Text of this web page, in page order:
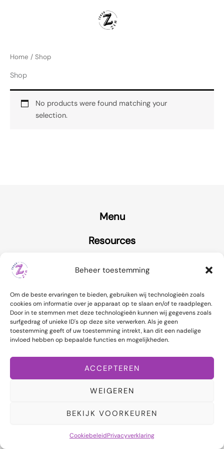
Beheer toestemming
Om de beste ervaringen te bieden, gebruiken wij technologieën zoals
cookies om informatie over je apparaat op te slaan en/of te raadplegen.
Door in te stemmen met deze technologieën kunnen wij gegevens zoals
surfgedrag of unieke ID's op deze site verwerken. Als je geen
toestemming geeft of uw toestemming intrekt, kan dit een nadelige
invloed hebben op bepaalde functies en mogelijkheden.
ACCEPTEREN
WEIGEREN
BEKIJK VOORKEUREN
CookiebeleidPrivacyverklaring
Home / Shop
Shop
No products were found matching your
selection.
Menu
Resources
FAQ
Returns